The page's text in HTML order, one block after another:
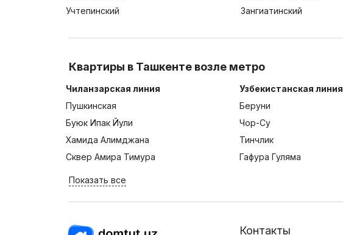
Учтепинский
Зангиатинский
Квартиры в Ташкенте возле метро
Чиланзарская линия
Пушкинская
Буюк Ипак Йули
Хамида Алимджана
Сквер Амира Тимура
Узбекистанская линия
Беруни
Чор-Су
Тинчлик
Гафура Гуляма
Показать все
Контакты